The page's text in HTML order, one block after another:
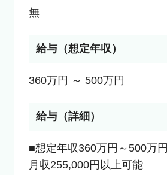
無
給与（想定年収）
360万円 ～ 500万円
給与（詳細）
■想定年収360万円～500万円
月収255,000円以上可能